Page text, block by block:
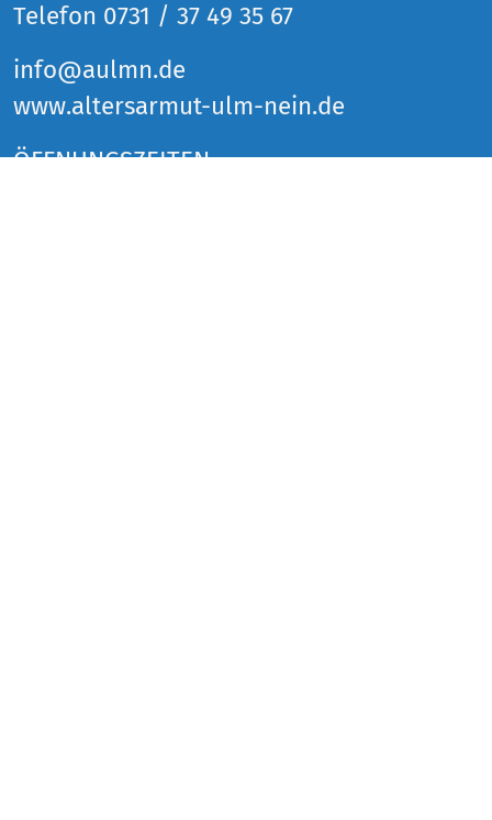
Telefon 0731 / 37 49 35 67
info@aulmn.de
www.altersarmut-ulm-nein.de
ÖFFNUNGSZEITEN